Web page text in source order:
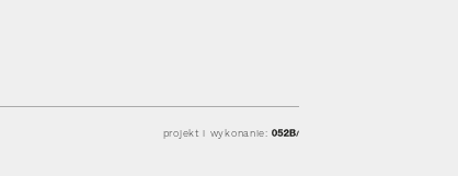
projekt i wykonanie: